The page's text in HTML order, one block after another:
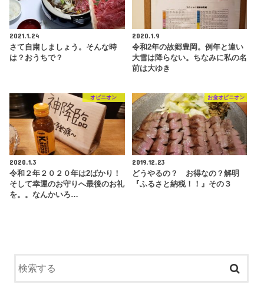
2021.1.24
さて自粛しましょう。そんな時
は？おうちで？
2020.1.9
令和2年の故郷豊岡。例年と違い
大雪は降らない。ちなみに私の名
前は大ゆき
オピニオン
2020.1.3
令和２年２０２０年は2ばかり！
そして幸運のお守りへ最後のお礼
を。。なんかいろ…
お金オピニオン
2019.12.23
どうやるの？ お得なの？解明
『ふるさと納税！！』その３